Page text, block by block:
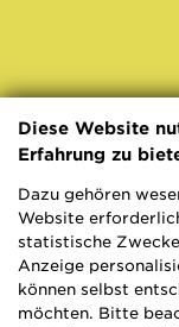
Diese Website
Erfahrung zu
Dazu gehören
Website
statistische
Anzeige
können selbst
möchten. Bitte